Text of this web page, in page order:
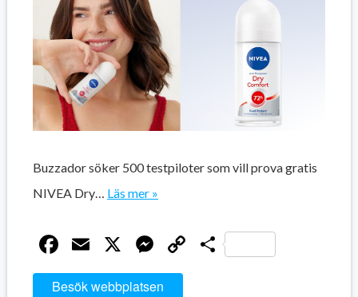
Buzzador söker 500 testpiloter som vill prova gratis
NIVEA Dry… Läs mer »
Facebook
Email
X Messenger
CopyDela
Besök webbplatsen